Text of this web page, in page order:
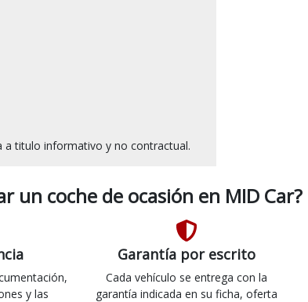
un coche de ocasión en MID Car?
y las
Garantía por escrito
Cada vehículo se entrega con la
garantía indicada en su ficha, oferta